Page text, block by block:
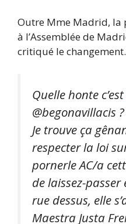
Outre Mme Madrid, la
à l’Assemblée de
critiqué le changement.
Quelle honte c’est
@begonavillacis ?
Je trouve ça
respecter la loi
pornerle AC/a
de laissez-
rue dessus, elle
Maestra Justa